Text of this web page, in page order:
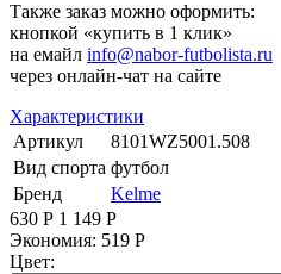
Также заказ можно оформить:
кнопкой «купить в 1 клик»
на емайл info@nabor-futbolista.ru
через онлайн-чат на сайте
Характеристики
Артикул
8101WZ5001.508
Вид спорта футбол
Бренд
Kelme
630 Р 1 149 Р
Экономия: 519 Р
Цвет: